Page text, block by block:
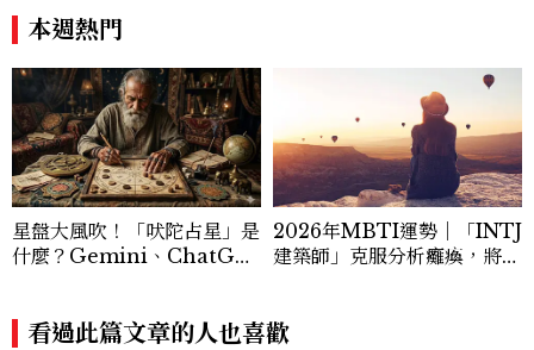
讓敵人成為朋友。」
本週熱門
星盤大風吹！「吠陀占星」是
什麼？Gemini、ChatGP
2026年MBTI運勢｜「INTJ
建築師」克服分析癱瘓，將智
看過此篇文章的人也喜歡